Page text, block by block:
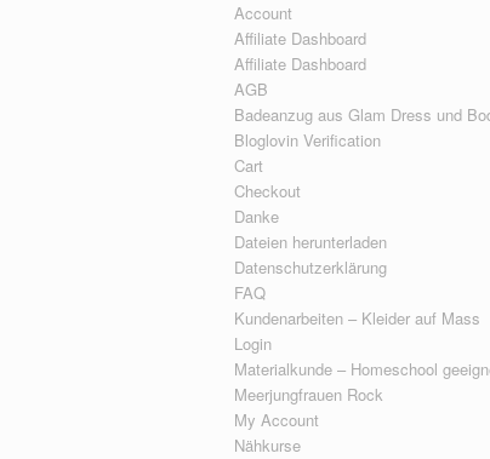
Account
Affiliate Dashboard
Affiliate Dashboard
AGB
Badeanzug aus Glam Dress und
Bloglovin Verification
Cart
Checkout
Danke
Dateien herunterladen
Datenschutzerklärung
FAQ
Kundenarbeiten – Kleider auf Mass
Login
Materialkunde – Homeschool
Meerjungfrauen Rock
My Account
Nähkurse